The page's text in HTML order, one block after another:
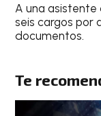
A una asistente
seis cargos por
documentos.
Te